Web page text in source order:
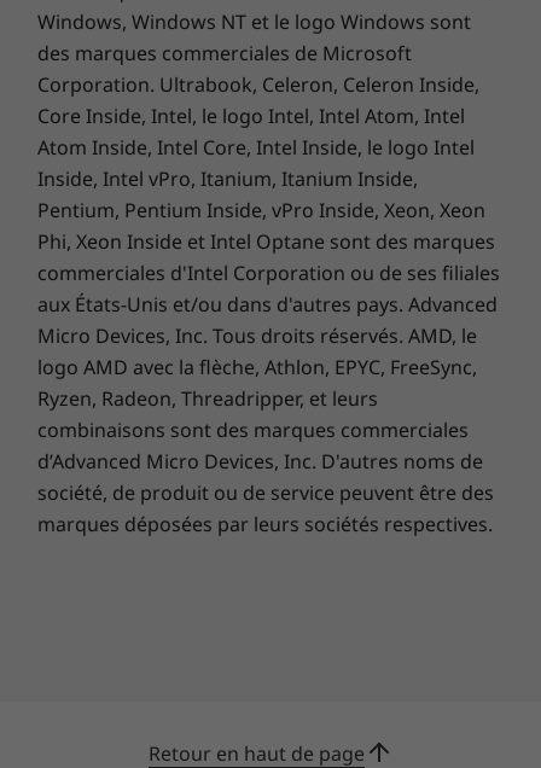
Achetez ce PC et obtenez une mise à
niveau gratuite vers Windows 11 dès
qu'elle est disponible. 1
1
Le plan de déploiement de la mise à niveau
est en cours de finalisation et devrait
commencer fin 2021 et se poursuivre jusqu’en
2022. Le calendrier spécifique variera selon
l’ordinateur. Certaines fonctionnalités
nécessitent un matériel spécifique, voir
Windows, Windows NT et le logo Windows sont
des marques commerciales de Microsoft
Corporation. Ultrabook, Celeron, Celeron Inside,
Core Inside, Intel, le logo Intel, Intel Atom, Intel
Atom Inside, Intel Core, Intel Inside, le logo Intel
Inside, Intel vPro, Itanium, Itanium Inside,
Pentium, Pentium Inside, vPro Inside, Xeon, Xeon
Phi, Xeon Inside et Intel Optane sont des marques
commerciales d'Intel Corporation ou de ses filiales
aux États-Unis et/ou dans d'autres pays. Advanced
Micro Devices, Inc. Tous droits réservés. AMD, le
logo AMD avec la flèche, Athlon, EPYC, FreeSync,
Ryzen, Radeon, Threadripper, et leurs
combinaisons sont des marques commerciales
d’Advanced Micro Devices, Inc. D'autres noms de
société, de produit ou de service peuvent être des
marques déposées par leurs sociétés respectives.
Retour en haut de page